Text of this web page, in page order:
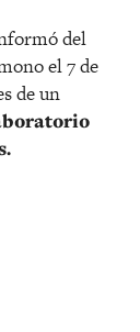
del
el 7 de
de un